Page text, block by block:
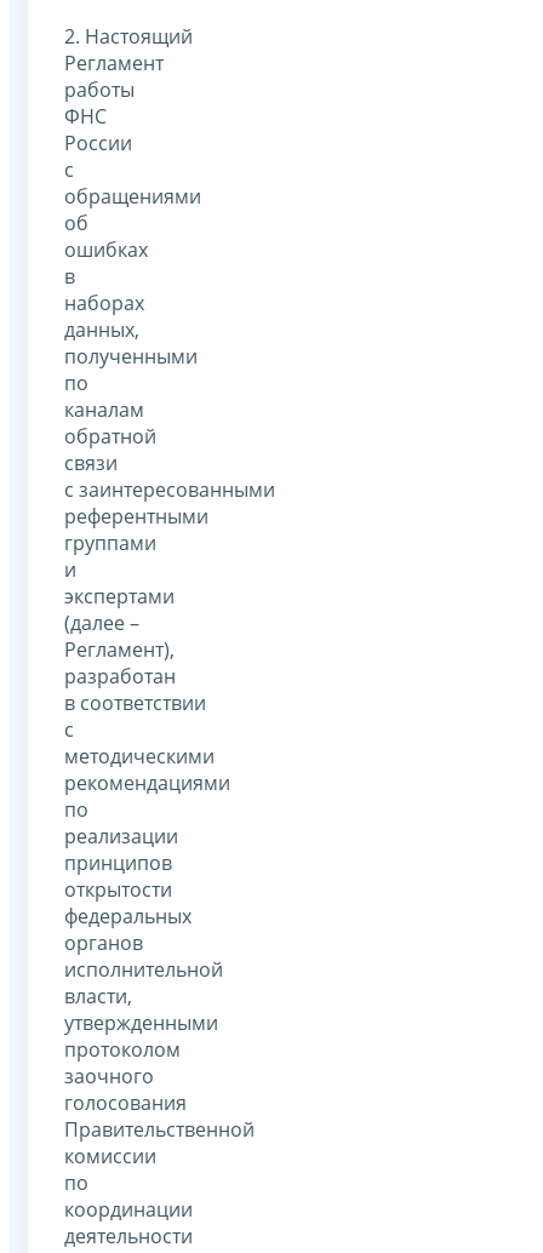
2. Настоящий
Регламент
работы
ФНС
России
с
обращениями
об
ошибках
в
наборах
данных,
полученными
по
каналам
обратной
связи
с заинтересованными
референтными
группами
и
экспертами
(далее –
Регламент),
разработан
в соответствии
с
методическими
рекомендациями
по
реализации
принципов
открытости
федеральных
органов
исполнительной
власти,
утвержденными
протоколом
заочного
голосования
Правительственной
комиссии
по
координации
деятельности